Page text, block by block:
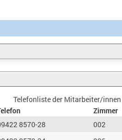
Telefonliste der Mitarbeiter/
Zimmer
8570-28 002